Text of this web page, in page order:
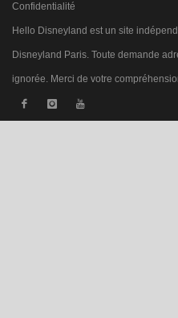
Confidentialité
Hello Disneyland est un site
Disneyland Paris. Toute demande
ignorée. Merci de votre